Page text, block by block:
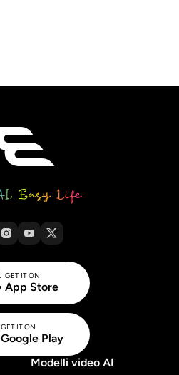
GET IT ON
App Store
GET IT ON
Google Play
Modelli video AI